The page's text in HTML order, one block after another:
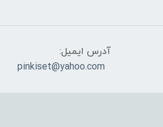
آدرس ایمیل:
pinkiset@yahoo.com